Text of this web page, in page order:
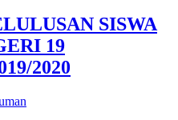
SISWA
19
2020